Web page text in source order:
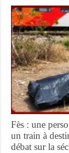
Fès : une
un train à
débat sur la